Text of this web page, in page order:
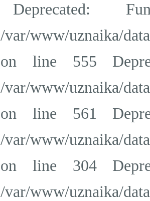
Deprecated:
/var/www/uznaika/
on line 555
/var/www/uznaika/
on line 561
/var/www/uznaika/
on line 304
/var/www/uznaika/